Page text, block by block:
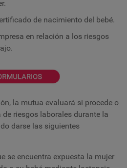
de nacimiento del bebé.
en relación a los riesgos
la mutua evaluará si procede o
riesgos laborales durante la
darse las siguientes
se encuentra expuesta la mujer